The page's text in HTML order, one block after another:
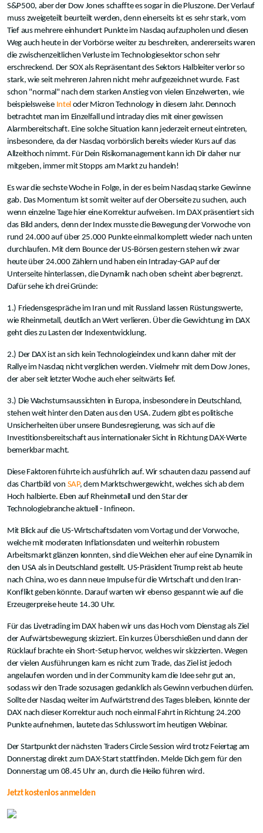
S&P500, aber der Dow Jones schaffte es sogar in die Pluszone. Der Verlauf
muss zweigeteilt beurteilt werden, denn einerseits ist es sehr stark, vom
Tief aus mehrere einhundert Punkte im Nasdaq aufzupholen und diesen
Weg auch heute in der Vorbörse weiter zu beschreiten, andererseits waren
die zwischenzeitlichen Verluste im Technologiesektor schon sehr
erschreckend. Der SOX als Repräsentant des Sektors Halbleiter verlor so
stark, wie seit mehreren Jahren nicht mehr aufgezeichnet wurde. Fast
schon "normal" nach dem starken Anstieg von vielen Einzelwerten, wie
beispielsweise Intel oder Micron Technology in diesem Jahr. Dennoch
betrachtet man im Einzelfall und intraday dies mit einer gewissen
Alarmbereitschaft. Eine solche Situation kann jederzeit erneut eintreten,
insbesondere, da der Nasdaq vorbörslich bereits wieder Kurs auf das
Allzeithoch nimmt. Für Dein Risikomanagement kann ich Dir daher nur
mitgeben, immer mit Stopps am Markt zu handeln!
Es war die sechste Woche in Folge, in der es beim Nasdaq starke Gewinne
gab. Das Momentum ist somit weiter auf der Oberseite zu suchen, auch
wenn einzelne Tage hier eine Korrektur aufweisen. Im DAX präsentiert sich
das Bild anders, denn der Index musste die Bewegung der Vorwoche von
rund 24.000 auf über 25.000 Punkte einmal komplett wieder nach unten
durchlaufen. Mit dem Bounce der US-Börsen gestern stehen wir zwar
heute über 24.000 Zählern und haben ein Intraday-GAP auf der
Unterseite hinterlassen, die Dynamik nach oben scheint aber begrenzt.
Dafür sehe ich drei Gründe:
1.) Friedensgespräche im Iran und mit Russland lassen Rüstungswerte,
wie Rheinmetall, deutlich an Wert verlieren. Über die Gewichtung im DAX
geht dies zu Lasten der Indexentwicklung.
2.) Der DAX ist an sich kein Technologieindex und kann daher mit der
Rallye im Nasdaq nicht verglichen werden. Vielmehr mit dem Dow Jones,
der aber seit letzter Woche auch eher seitwärts lief.
3.) Die Wachstumsaussichten in Europa, insbesondere in Deutschland,
stehen weit hinter den Daten aus den USA. Zudem gibt es politische
Unsicherheiten über unsere Bundesregierung, was sich auf die
Investitionsbereitschaft aus internationaler Sicht in Richtung DAX-Werte
bemerkbar macht.
Diese Faktoren führte ich ausführlich auf. Wir schauten dazu passend auf
das Chartbild von SAP, dem Marktschwergewicht, welches sich ab dem
Hoch halbierte. Eben auf Rheinmetall und den Star der
Technologiebranche aktuell - Infineon.
Mit Blick auf die US-Wirtschaftsdaten vom Vortag und der Vorwoche,
welche mit moderaten Inflationsdaten und weiterhin robustem
Arbeitsmarkt glänzen konnten, sind die Weichen eher auf eine Dynamik in
den USA als in Deutschland gestellt. US-Präsident Trump reist ab heute
nach China, wo es dann neue Impulse für die Wirtschaft und den Iran-
Konflikt geben könnte. Darauf warten wir ebenso gespannt wie auf die
Erzeugerpreise heute 14.30 Uhr.
Für das Livetrading im DAX haben wir uns das Hoch vom Dienstag als Ziel
der Aufwärtsbewegung skizziert. Ein kurzes Überschießen und dann der
Rücklauf brachte ein Short-Setup hervor, welches wir skizzierten. Wegen
der vielen Ausführungen kam es nicht zum Trade, das Ziel ist jedoch
angelaufen worden und in der Community kam die Idee sehr gut an,
sodass wir den Trade sozusagen gedanklich als Gewinn verbuchen dürfen.
Sollte der Nasdaq weiter im Aufwärtstrend des Tages bleiben, könnte der
DAX nach dieser Korrektur auch noch einmal Fahrt in Richtung 24.200
Punkte aufnehmen, lautete das Schlusswort im heutigen Webinar.
Der Startpunkt der nächsten Traders Circle Session wird trotz Feiertag am
Donnerstag direkt zum DAX-Start stattfinden. Melde Dich gern für den
Donnerstag um 08.45 Uhr an, durch die Heiko führen wird.
Jetzt kostenlos anmelden